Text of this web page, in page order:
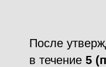
После
в течение 5